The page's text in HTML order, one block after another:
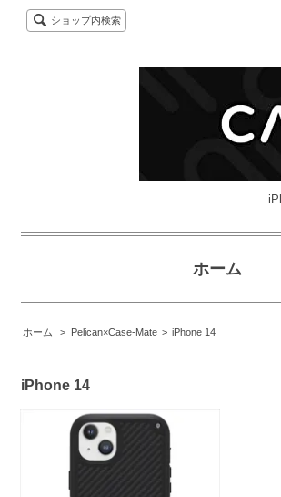
ショップ内検索
ホーム
ホーム > Pelican×Case-Mate > iPhone 14
iPhone 14